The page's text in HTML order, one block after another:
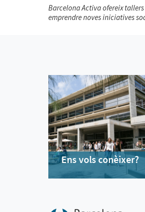
Barcelona Activa ofereix
emprendre noves iniciatives
Ens vols conèixer?